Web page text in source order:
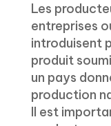
Les
entreprises
introduisent
produit
un pays
production
Il est